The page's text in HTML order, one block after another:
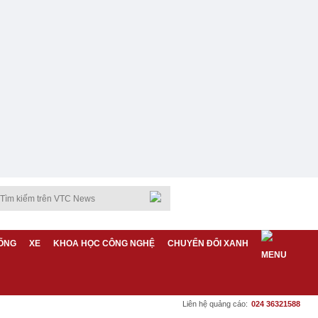
XE KHOA HỌC CÔNG NGHỆ CHUYỂN ĐỔI XANH
Liên hệ quảng cáo: 024 36321588